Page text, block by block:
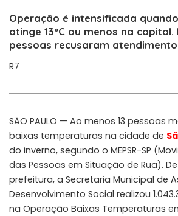
Operação é intensificada
atinge 13ºC ou menos na capital.
pessoas recusaram atendimento
R7
SÃO PAULO — Ao menos 13 pessoas
baixas temperaturas na cidade de
do inverno, segundo o MEPSR-SP
das Pessoas em Situação de Rua).
prefeitura, a Secretaria Municipal de
Desenvolvimento Social realizou
na Operação Baixas Temperaturas